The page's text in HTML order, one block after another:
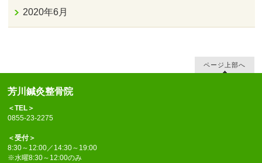
2020年6月
ページ上部へ
芳川鍼灸整骨院
＜TEL＞
0855-23-2275
＜受付＞
8:30～12:00／14:30～19:00
※水曜8:30～12:00のみ